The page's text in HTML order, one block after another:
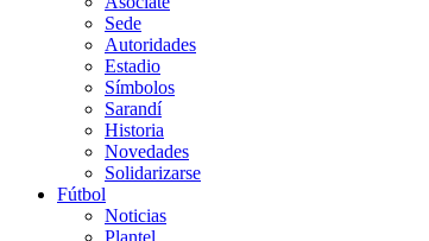
Sede
Autoridades
Estadio
Símbolos
Sarandí
Historia
Novedades
Solidarizarse
Fútbol
Noticias
Plantel